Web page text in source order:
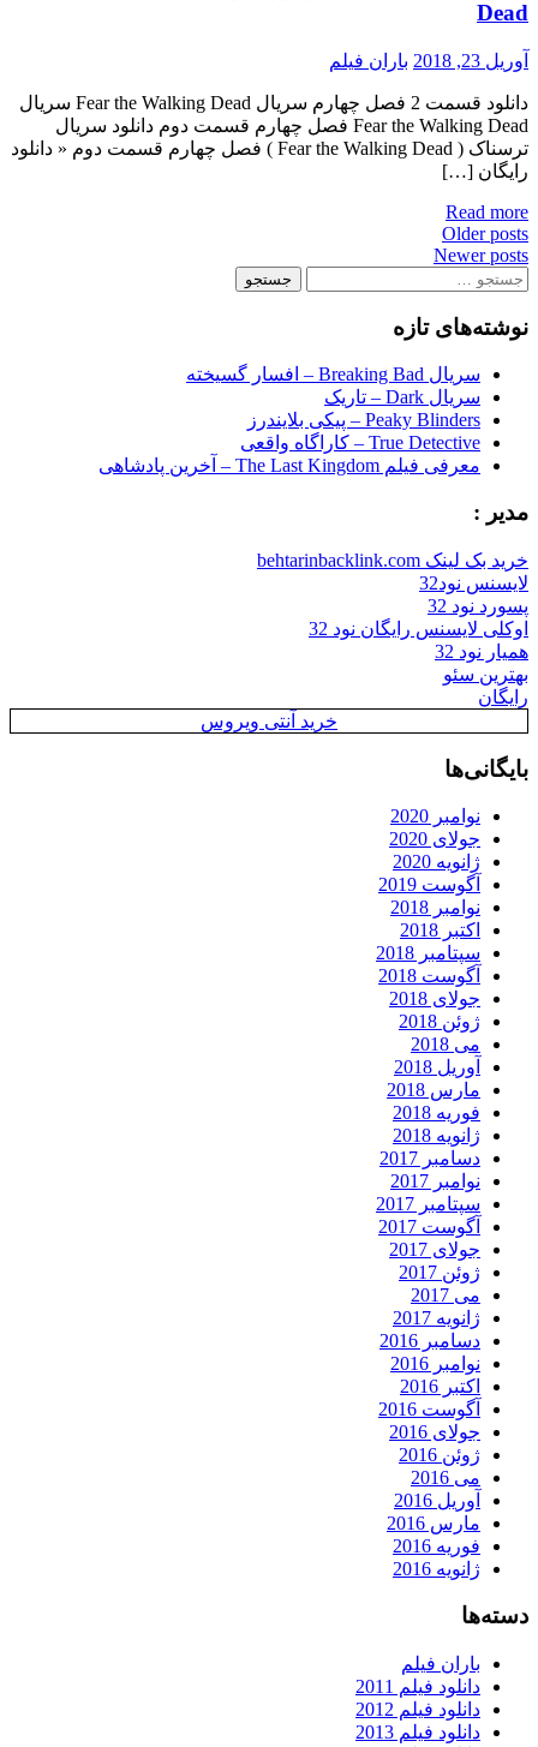
Dead
آوریل 23, 2018 باران فیلم
دانلود قسمت 2 فصل چهارم سریال Fear the Walking Dead سریال
Fear the Walking Dead فصل چهارم قسمت دوم دانلود سریال
ترسناک ( Fear the Walking Dead ) فصل چهارم قسمت دوم « دانلود
رایگان […]
Read more
Posts
navigation
Older posts
Newer posts
جستجو
نوشته‌های تازه
سریال Breaking Bad – افسار گسیخته
سریال Dark – تاریک
Peaky Blinders – پیکی بلایندرز
True Detective – کاراگاه واقعی
معرفی فیلم The Last Kingdom – آخرین پادشاهی
مدیر :
خرید بک لینک behtarinbacklink.com
لایسنس نود32
پسورد نود 32
اوکلی لایسنس رایگان نود 32
همیار نود 32
بهترین سئو
رایگان
خرید آنتی ویروس
بایگانی‌ها
نوامبر 2020
جولای 2020
ژانویه 2020
آگوست 2019
نوامبر 2018
اکتبر 2018
سپتامبر 2018
آگوست 2018
جولای 2018
ژوئن 2018
می 2018
آوریل 2018
مارس 2018
فوریه 2018
ژانویه 2018
دسامبر 2017
نوامبر 2017
سپتامبر 2017
آگوست 2017
جولای 2017
ژوئن 2017
می 2017
ژانویه 2017
دسامبر 2016
نوامبر 2016
اکتبر 2016
آگوست 2016
جولای 2016
ژوئن 2016
می 2016
آوریل 2016
مارس 2016
فوریه 2016
ژانویه 2016
دسته‌ها
باران فیلم
دانلود فیلم 2011
دانلود فیلم 2012
دانلود فیلم 2013